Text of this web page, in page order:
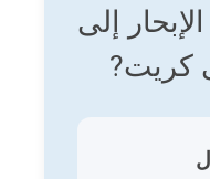
إلى
كريت?